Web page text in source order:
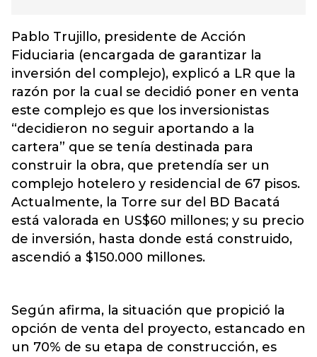
Pablo Trujillo, presidente de Acción
Fiduciaria (encargada de garantizar la
inversión del complejo), explicó a LR que la
razón por la cual se decidió poner en venta
este complejo es que los inversionistas
“decidieron no seguir aportando a la
cartera” que se tenía destinada para
construir la obra, que pretendía ser un
complejo hotelero y residencial de 67 pisos.
Actualmente, la Torre sur del BD Bacatá
está valorada en US$60 millones; y su precio
de inversión, hasta donde está construido,
ascendió a $150.000 millones.
Según afirma, la situación que propició la
opción de venta del proyecto, estancado en
un 70% de su etapa de construcción, es